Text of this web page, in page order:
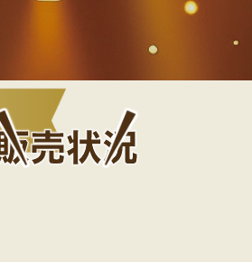
売状況
す
の詳細はこちら
ボタンを押す